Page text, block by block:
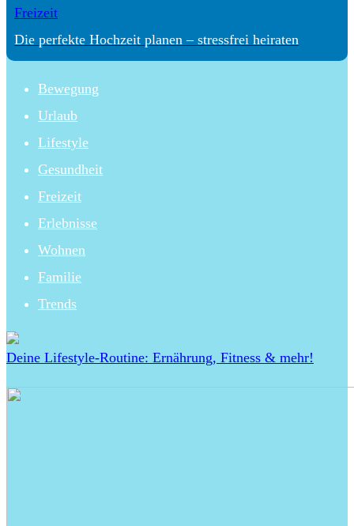
Freizeit
Die perfekte Hochzeit planen – stressfrei heiraten
Bewegung
Urlaub
Lifestyle
Gesundheit
Freizeit
Erlebnisse
Wohnen
Familie
Trends
Deine Lifestyle-Routine: Ernährung, Fitness & mehr!